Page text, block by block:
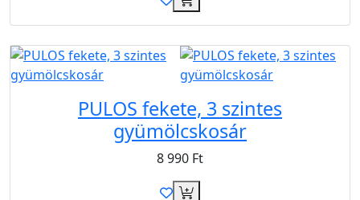
PULOS fekete, 3 szintes
gyümölcskosár
8 990 Ft